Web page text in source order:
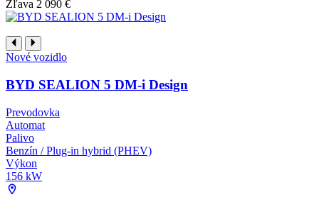
Zľava 2 090 €
Nové vozidlo
BYD SEALION 5 DM-i Design
Prevodovka
Automat
Palivo
Benzín / Plug-in hybrid (PHEV)
Výkon
156 kW